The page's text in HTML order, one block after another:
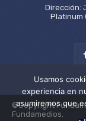
Dirección:
Platinum
©Copyright
Fundamedios.
Usamos
experiencia en
asumiremos que